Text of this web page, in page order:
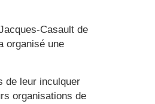
Casault de
organisé une
de leur inculquer
organisations de